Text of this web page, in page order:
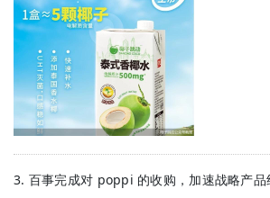
3. 百事完成对 poppi 的收购，加速战略产品